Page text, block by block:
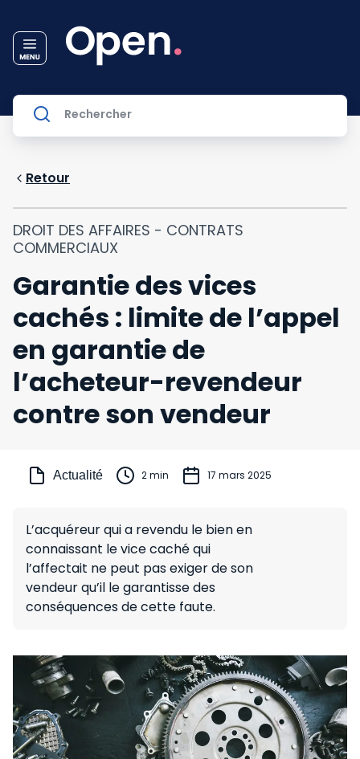
Retour
DROIT DES AFFAIRES - CONTRATS
COMMERCIAUX
Garantie des vices
cachés : limite de l’appel
en garantie de
l’acheteur-revendeur
contre son vendeur
Actualité 2 min 17 mars 2025
L’acquéreur qui a revendu le bien en
connaissant le vice caché qui
l’affectait ne peut pas exiger de son
vendeur qu’il le garantisse des
conséquences de cette faute.